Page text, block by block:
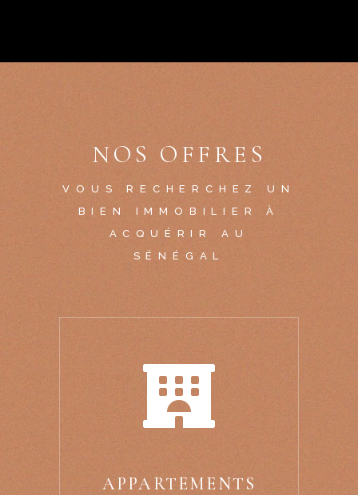
NOS OFFRES
VOUS RECHERCHEZ UN
BIEN IMMOBILIER À
ACQUÉRIR AU
SÉNÉGAL
APPARTEMENTS